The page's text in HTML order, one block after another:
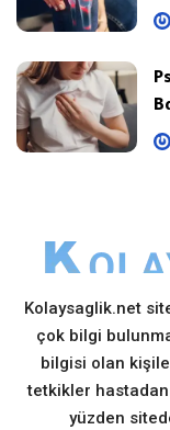
Kolaysaglik.net
çok bilgi
bilgisi olan
tetkikler
yüzden